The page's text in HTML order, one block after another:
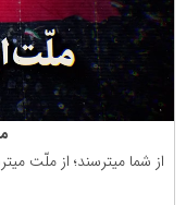
از شما میترسند؛ از ملّت